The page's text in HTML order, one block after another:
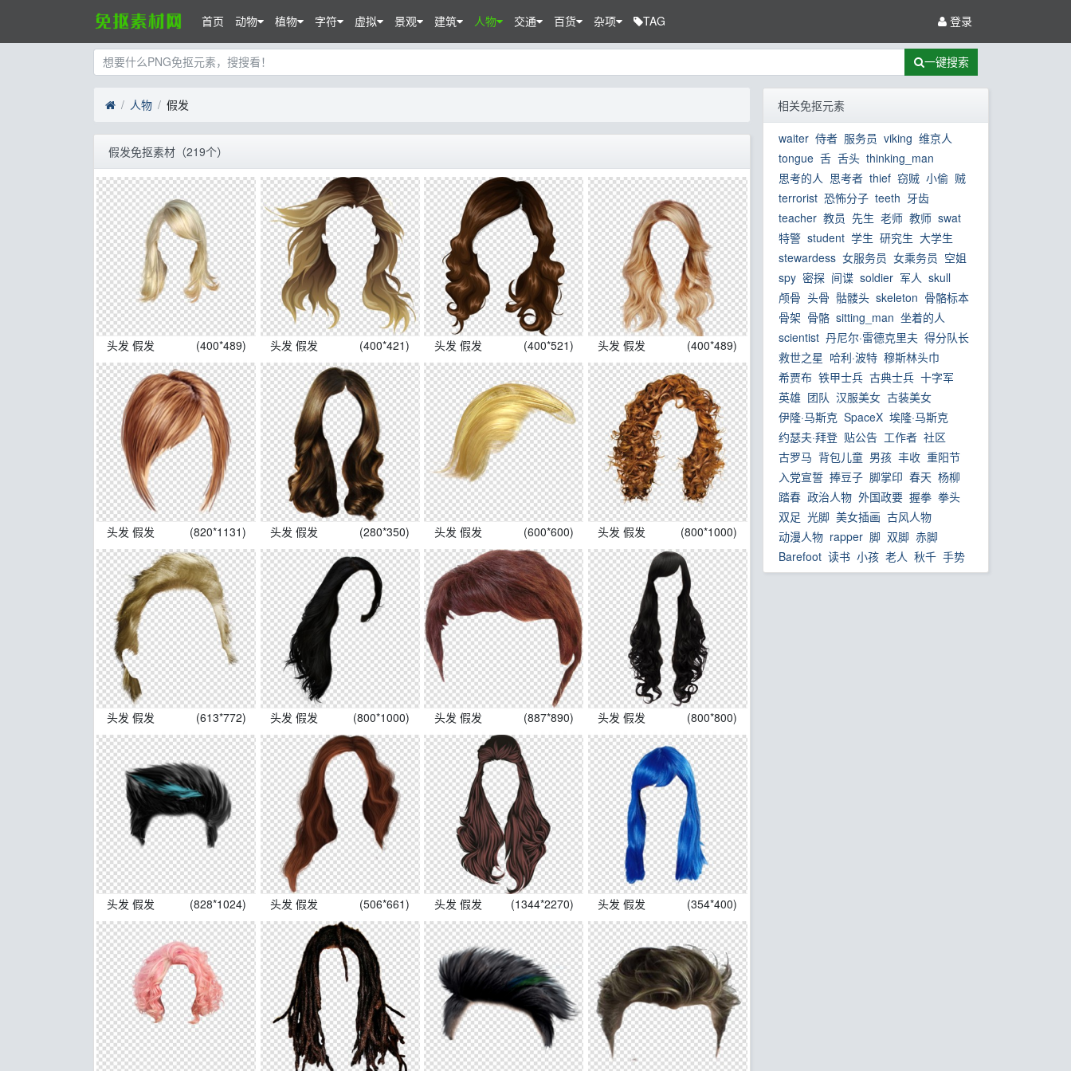
首页 动物 植物 字符 虚拟 景观 建筑 人物 交通 百货 杂项 TAG 登录
一键搜索
人物 假发
假发免抠素材（219个）
头发 假发 (400*489) 头发 假发 (400*421) 头发 假发 (400*521) 头发 假发 (400*489)
头发 假发 (820*1131) 头发 假发 (280*350) 头发 假发 (600*600) 头发 假发 (800*1000)
头发 假发 (613*772) 头发 假发 (800*1000) 头发 假发 (887*890) 头发 假发 (800*800)
头发 假发 (828*1024) 头发 假发 (506*661) 头发 假发 (1344*2270) 头发 假发 (354*400)
相关免抠元素
waiter 侍者 服务员 viking 维京人
tongue 舌 舌头 thinking_man
思考的人 思考者 thief 窃贼 小偷 贼
terrorist 恐怖分子 teeth 牙齿
teacher 教员 先生 老师 教师 swat
特警 student 学生 研究生 大学生
stewardess 女服务员 女乘务员 空姐
spy 密探 间谍 soldier 军人 skull
颅骨 头骨 骷髅头 skeleton 骨骼标本
骨架 骨骼 sitting_man 坐着的人
scientist 丹尼尔·雷德克里夫 得分队长
救世之星 哈利·波特 穆斯林头巾
‌希贾布 铁甲士兵 古典士兵 十字军
英雄 团队 汉服美女 古装美女
伊隆·马斯克 SpaceX 埃隆·马斯克
约瑟夫·拜登 贴公告 工作者 社区
古罗马 背包儿童 男孩 丰收 重阳节
入党宣誓 捧豆子 脚掌印 春天 杨柳
踏春 政治人物 外国政要 握拳 拳头
双足 光脚 美女插画 古风人物
动漫人物 rapper 脚 双脚 赤脚
Barefoot 读书 小孩 老人 秋千 手势